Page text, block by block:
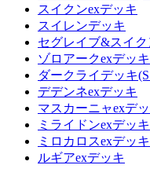
スイクンexデッキ
スイレンデッキ
セグレイブ&スイク
ゾロアークexデッキ
ダークライデッキ
デデンネexデッキ
マスカーニャexデ
ミライドンexデッキ
ミロカロスexデッキ
ルギアexデッキ